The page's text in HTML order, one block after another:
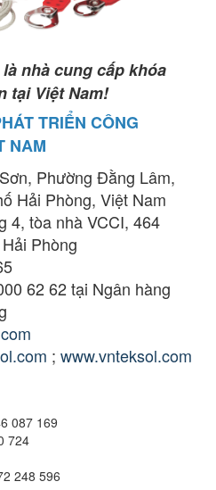
nhà cung cấp khóa
tại Việt Nam!
TRIỂN CÔNG
NAM
Phường Đằng Lâm,
Hải Phòng, Việt Nam
4, tòa nhà VCCI, 464
Phòng
62 62 tại Ngân hàng
; www.vnteksol.com
087 169
724
248 596